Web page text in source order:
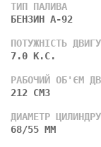
ТИП ПАЛИВА
БЕНЗИН А-92
ПОТУЖНІСТЬ
7.0 К.С.
РАБОЧИЙ ОБ'ЄМ
212 СМ3
ДИАМЕТР
68/55 ММ